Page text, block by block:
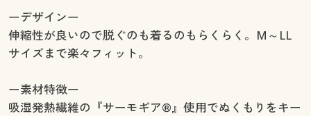
ーデザインー
伸縮性が良いので脱ぐのも着るのもらくらく。M～LL
サイズまで楽々フィット。
ー素材特徴ー
吸湿発熱繊維の『サーモギア®』使用でぬくもりをキー